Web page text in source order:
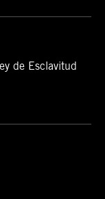
de Esclavitud